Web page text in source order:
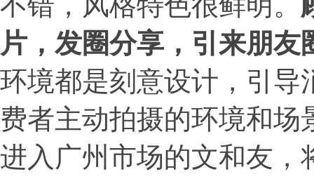
片，发圈分享，引来朋友
环境都是刻意设计，引导
费者主动拍摄的环境和
进入广州市场的文和友，